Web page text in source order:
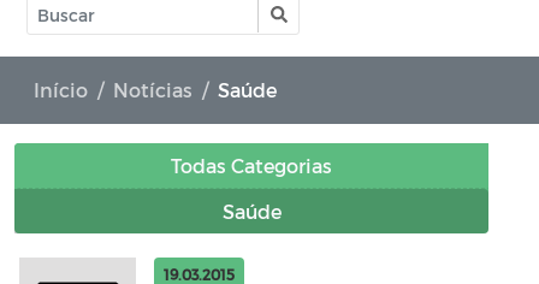
Início Notícias Saúde
Todas Categorias
Saúde
19.03.2015